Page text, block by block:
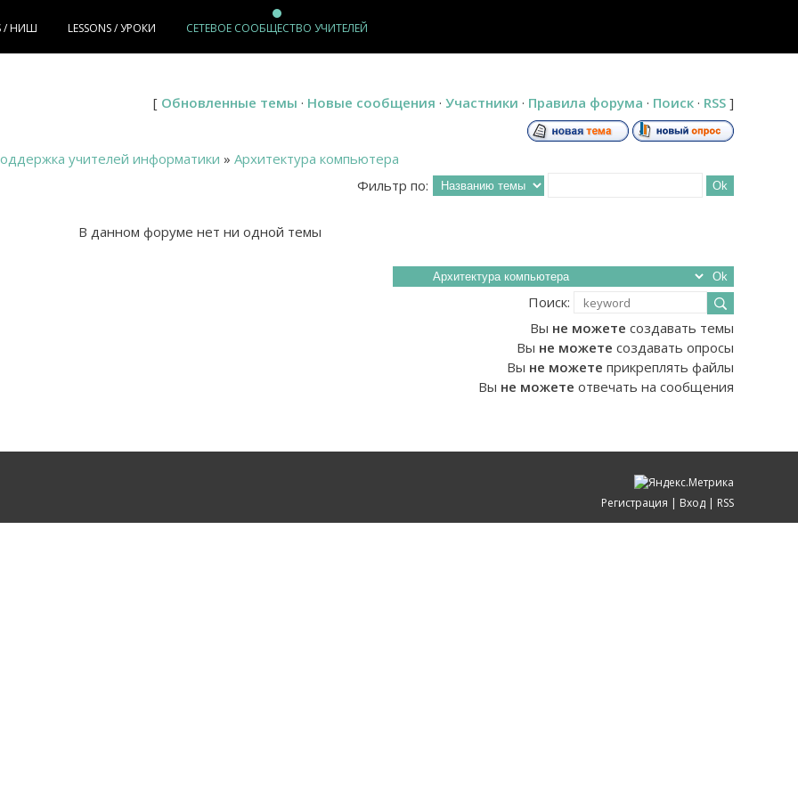
/ НИШ LESSONS / УРОКИ СЕТЕВОЕ СООБЩЕСТВО УЧИТЕЛЕЙ
[ Обновленные темы · Новые сообщения · Участники · Правила форума · Поиск · RSS ]
учителей информатики » Архитектура компьютера
Фильтр по:
В данном форуме нет ни одной темы
Поиск:
Вы не можете создавать темы
Вы не можете создавать опросы
Вы не можете прикреплять файлы
Вы не можете отвечать на сообщения
Регистрация | Вход | RSS